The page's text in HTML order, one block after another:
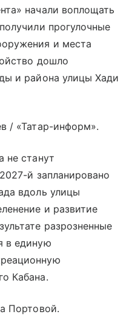
начали воплощать
прогулочные
и места
дошло
и района улицы Хади
/ «Татар-информ».
не станут
й запланировано
вдоль улицы
и развитие
разрозненные
в единую
Кабана.
Портовой.